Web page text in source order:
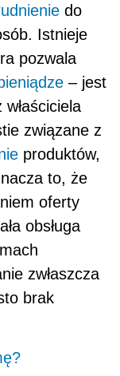
do
Istnieje
pozwala
– jest
związane z
produktów,
to, że
oferty
obsługa
zwłaszcza
brak